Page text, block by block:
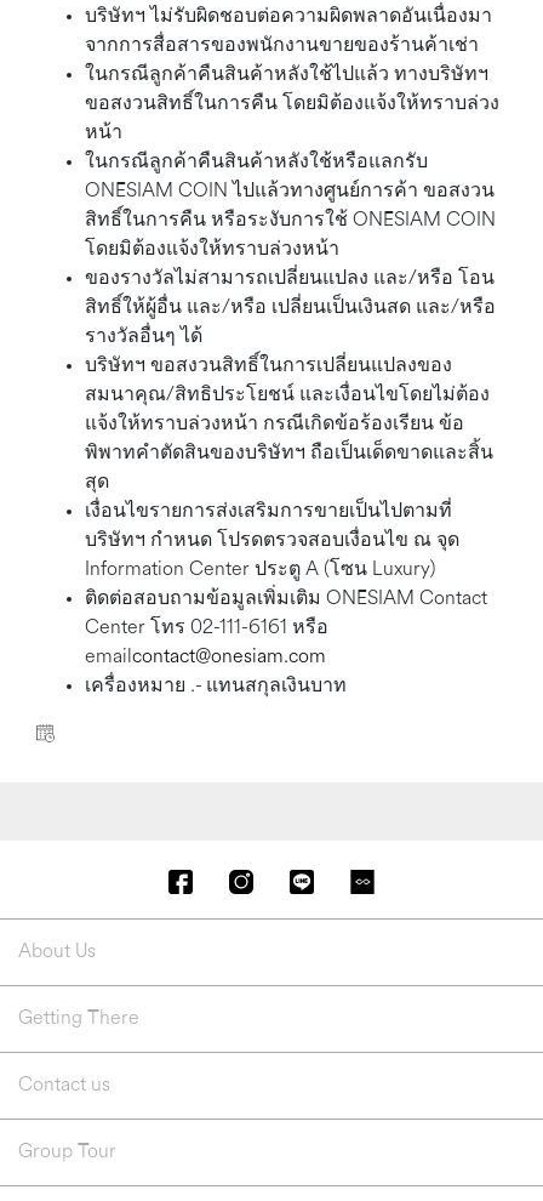
บริษัทฯ ไม่รับผิดชอบต่อความผิดพลาดอันเนื่องมา
จากการสื่อสารของพนักงานขายของร้านค้าเช่า
ในกรณีลูกค้าคืนสินค้าหลังใช้ไปแล้ว ทางบริษัทฯ
ขอสงวนสิทธิ์ในการคืน โดยมิต้องแจ้งให้ทราบล่วง
หน้า
ในกรณีลูกค้าคืนสินค้าหลังใช้หรือแลกรับ
ONESIAM COIN ไปแล้วทางศูนย์การค้า ขอสงวน
สิทธิ์ในการคืน หรือระงับการใช้ ONESIAM COIN
โดยมิต้องแจ้งให้ทราบล่วงหน้า
ของรางวัลไม่สามารถเปลี่ยนแปลง และ/หรือ โอน
สิทธิ์ให้ผู้อื่น และ/หรือ เปลี่ยนเป็นเงินสด และ/หรือ
รางวัลอื่นๆ ได้
บริษัทฯ ขอสงวนสิทธิ์ในการเปลี่ยนแปลงของ
สมนาคุณ/สิทธิประโยชน์ และเงื่อนไขโดยไม่ต้อง
แจ้งให้ทราบล่วงหน้า กรณีเกิดข้อร้องเรียน ข้อ
พิพาทคำตัดสินของบริษัทฯ ถือเป็นเด็ดขาดและสิ้น
สุด
เงื่อนไขรายการส่งเสริมการขายเป็นไปตามที่
บริษัทฯ กำหนด โปรดตรวจสอบเงื่อนไข ณ จุด
Information Center ประตู A (โซน Luxury)
ติดต่อสอบถามข้อมูลเพิ่มเติม ONESIAM Contact
Center โทร 02-111-6161 หรือ
emailcontact@onesiam.com
เครื่องหมาย .- แทนสกุลเงินบาท
About Us
Getting There
Contact us
Group Tour